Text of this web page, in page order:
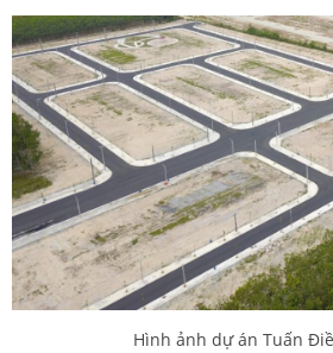
Hình ảnh dự án Tuấn